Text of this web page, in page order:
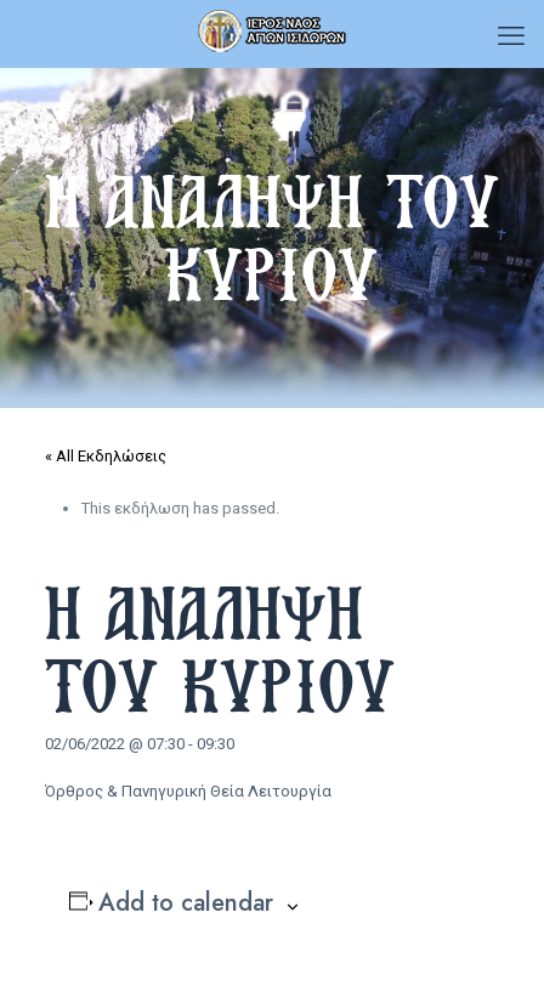
Η ΑΝΑΛΗΨΗ ΤΟΥ
ΚΥΡΙΟΥ
« All Εκδηλώσεις
This εκδήλωση has passed.
Η ΑΝΑΛΗΨΗ
ΤΟΥ ΚΥΡΙΟΥ
02/06/2022 @ 07:30- 09:30
Όρθρος & Πανηγυρική Θεία Λειτουργία
Add to calendar